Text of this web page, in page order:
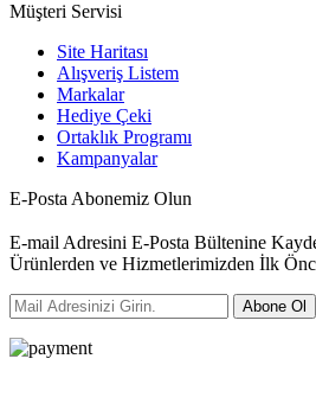
Müşteri Servisi
Site Haritası
Alışveriş Listem
Markalar
Hediye Çeki
Ortaklık Programı
Kampanyalar
E-Posta Abonemiz Olun
E-mail Adresini E-Posta Bültenine
Ürünlerden ve Hizmetlerimizden İlk
Abone Ol